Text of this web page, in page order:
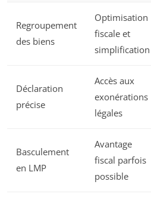
Regroupement
des biens
Optimisation
fiscale et
simplification
Déclaration
précise
Accès aux
exonérations
légales
Basculement
en LMP
Avantage
fiscal parfois
possible